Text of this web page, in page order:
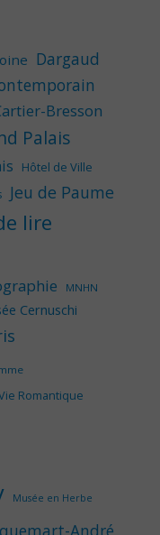
Dargaud
Bresson
Palais
Hôtel de Ville
Jeu de Paume
lire
MNHN
Cernuschi
Romantique
Musée en Herbe
André